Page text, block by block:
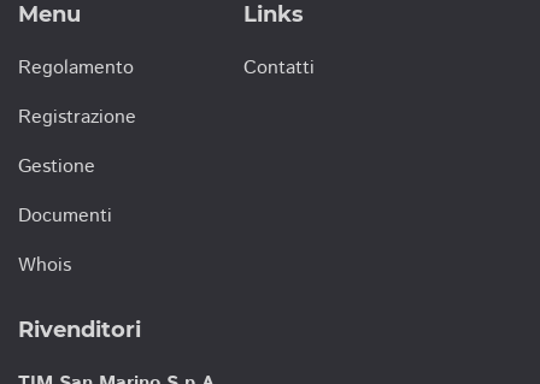
Menu
Regolamento
Registrazione
Gestione
Documenti
Whois
Links
Contatti
Rivenditori